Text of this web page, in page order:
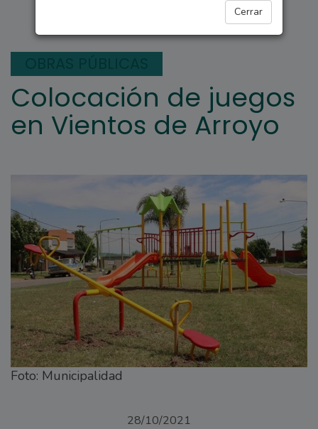
Cerrar
Colocación de juegos
en Vientos de Arroyo
Foto: Municipalidad
28/10/2021